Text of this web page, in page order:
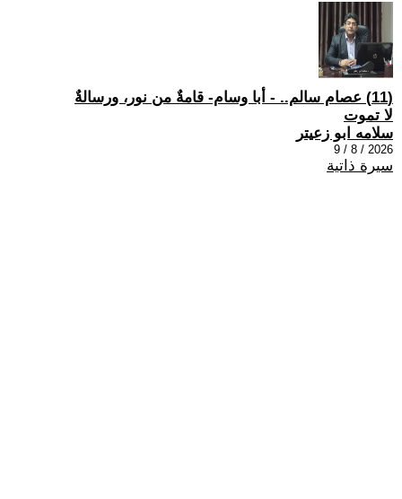
(11) عصام سالم.. - أبا وسام- قامةٌ من نور، ورسالةٌ
لا تموت
سلامه ابو زعيتر
2026 / 8 / 9
سيرة ذاتية